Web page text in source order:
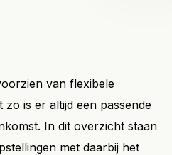
van flexibele
is er altijd een passende
In dit overzicht staan
met daarbij het